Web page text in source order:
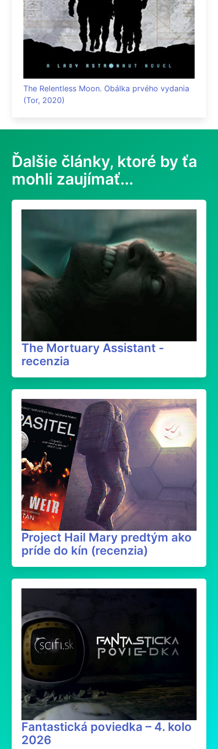
The Relentless Moon. Obálka prvého vydania
(Tor, 2020)
Ďalšie články, ktoré by ťa
mohli zaujímať...
The Mortuary Assistant -
recenzia
Project Hail Mary predtým ako
príde do kín (recenzia)
Fantastická poviedka – 4. kolo
2026